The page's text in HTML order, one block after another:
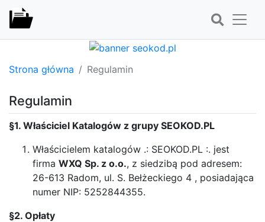
Strona główna Regulamin
Regulamin
§1. Właściciel Katalogów z grupy SEOKOD.PL
Właścicielem katalogów .: SEOKOD.PL :. jest
firma WXQ Sp. z o.o., z siedzibą pod adresem:
26-613 Radom, ul. S. Bełżeckiego 4 , posiadająca
numer NIP: 5252844355.
§2. Opłaty